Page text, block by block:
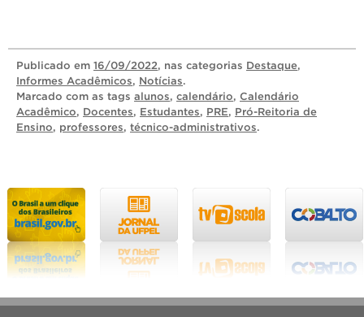
Publicado em 16/09/2022, nas categorias Destaque,
Informes Acadêmicos, Notícias.
Marcado com as tags alunos, calendário, Calendário
Acadêmico, Docentes, Estudantes, PRE, Pró-Reitoria de
Ensino, professores, técnico-administrativos.